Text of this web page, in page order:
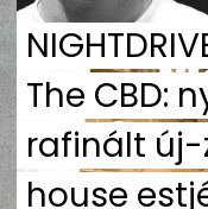
The CBD:
rafinált
house